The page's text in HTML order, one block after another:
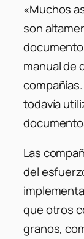
«Muchos
son
manual de
todavía
Las
del
que otros
granos,